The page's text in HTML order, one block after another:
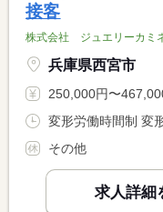
接客
株式会社 ジュエリーカミ
兵庫県西宮市
250,000円〜467,000円 ※フルタイム求人
その他
求人詳細